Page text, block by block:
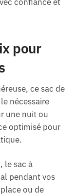
pour
ce sac de
nécessaire
une nuit ou
optimisé pour
le sac à
pendant vos
ou de